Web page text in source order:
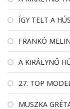
ÍGY TELT A
FRANKÓ
A KIRÁLYNŐ
27. TOP
MUSZKA